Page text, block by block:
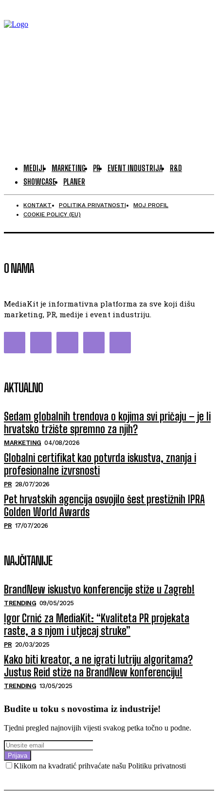
MEDIJI MARKETING PR EVENT INDUSTRIJA
R&D
SHOWCASE
PLANER
KONTAKT POLITIKA PRIVATNOSTI
MOJ PROFIL
COOKIE POLICY (EU)
O NAMA
MediaKit je informativna platforma za sve koji dišu
marketing, PR, medije i event industriju.
AKTUALNO
Sedam globalnih trendova o kojima svi pričaju – je li
hrvatsko tržište spremno za njih?
MARKETING 04/08/2026
Globalni certifikat kao potvrda iskustva, znanja i
profesionalne izvrsnosti
PR 28/07/2026
Pet hrvatskih agencija osvojilo šest prestižnih IPRA
Golden World Awards
PR 17/07/2026
NAJČITANIJE
BrandNew iskustvo konferencije stiže u Zagreb!
TRENDING 09/05/2025
Igor Crnić za MediaKit: “Kvaliteta PR projekata
raste, a s njom i utjecaj struke”
PR 20/03/2025
Kako biti kreator, a ne igrati lutriju algoritama?
Justus Reid stiže na BrandNew konferenciju!
TRENDING 13/05/2025
Budite u toku s novostima iz industrije!
Tjedni pregled najnovijih vijesti svakog petka točno u podne.
Prijava
Klikom na kvadratić prihvaćate našu Politiku privatnosti